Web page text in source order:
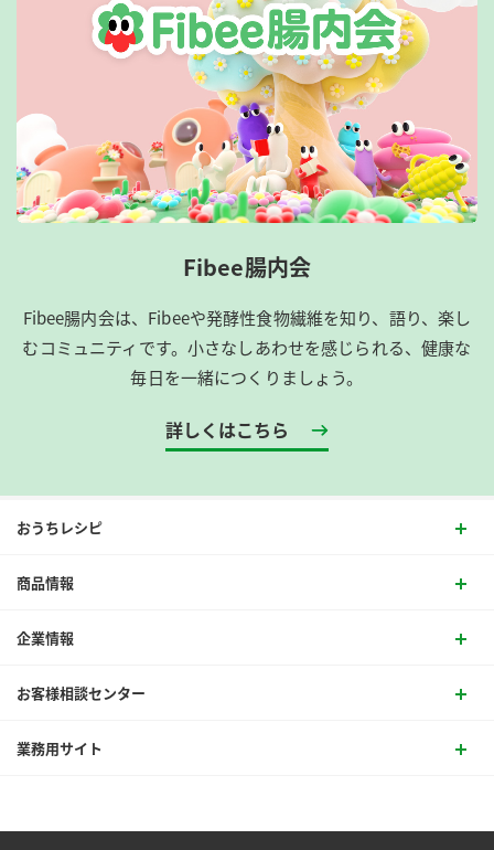
Fibee腸内会
Fibee腸内会は、​Fibeeや発酵性食物繊維を知り、語り、楽し
むコミュニティです。​小さなしあわせを感じられる、健康な
毎日を一緒につくりましょう。
詳しくはこちら
おうちレシピ
商品情報
企業情報
お客様相談センター
業務用サイト